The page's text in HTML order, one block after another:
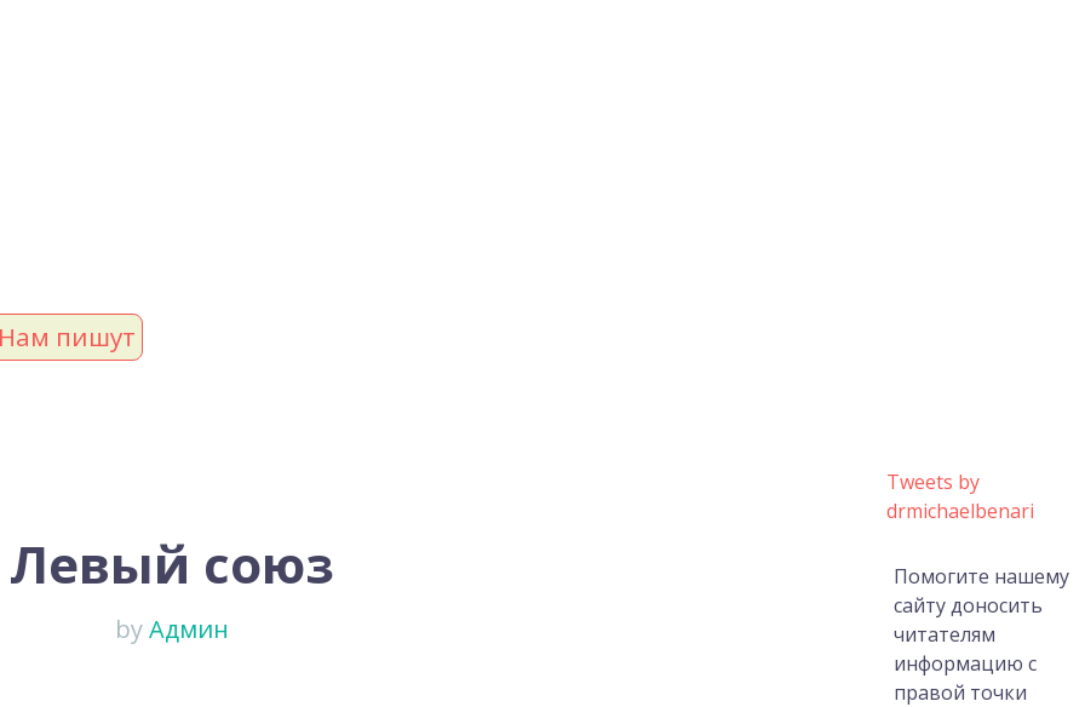
Нам пишут
Левый союз
byАдмин
Tweets by
drmichaelbenari
Помогите нашему
сайту доносить
читателям
информацию с
правой точки